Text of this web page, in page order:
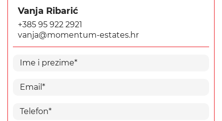
Vanja Ribarić
+385 95 922 2921
vanja@momentum-estates.hr